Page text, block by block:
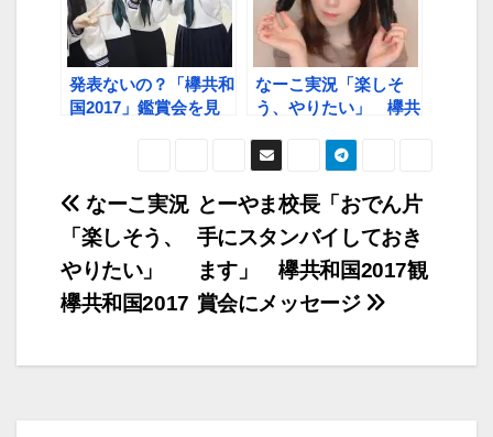
発表ないの？「欅共和
国2017」鑑賞会を見
なーこ実況「楽しそ
う、やりたい」 欅共
投
稿
ナ
とーやま校長「おでん片
手にスタンバイしておき
ます」 欅共和国2017観
賞会にメッセージ
なーこ実況
「楽しそう、
やりたい」
欅共和国2017